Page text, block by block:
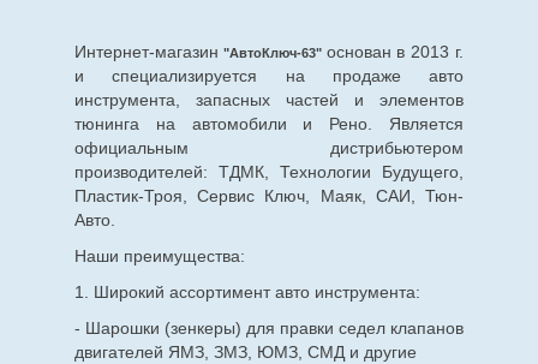
Интернет-магазин "АвтоКлюч-63" основан в 2013 г.
и специализируется на продаже авто
инструмента, запасных частей и элементов
тюнинга на автомобили и Рено. Является
официальным дистрибьютером
производителей: ТДМК, Технологии Будущего,
Пластик-Троя, Сервис Ключ, Маяк, САИ, Тюн-
Авто.
Наши преимущества:
1. Широкий ассортимент авто инструмента:
- Шарошки (зенкеры) для правки седел клапанов
двигателей ЯМЗ, ЗМЗ, ЮМЗ, СМД и другие